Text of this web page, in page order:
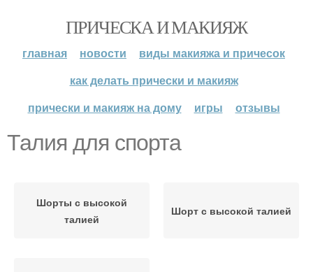
ПРИЧЕСКА И МАКИЯЖ
главная новости
виды макияжа и причесок
как делать прически и макияж
прически и макияж на дому
игры отзывы
Талия для спорта
Шорты с высокой
талией
Шорт с высокой талией